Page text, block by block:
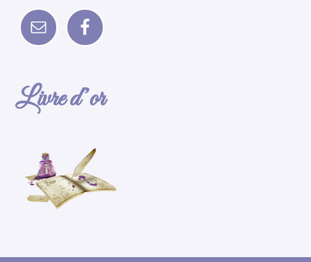
Livre d’or